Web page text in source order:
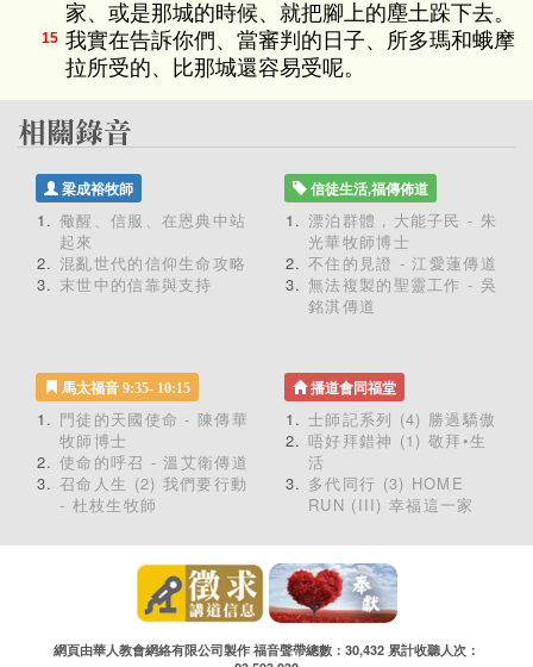
家、或是那城的時候、就把腳上的塵土跺下去。
15 我實在告訴你們、當審判的日子、所多瑪和蛾摩
拉所受的、比那城還容易受呢。
梁成裕牧師
儆醒、信服、在恩典中站
起來
混亂世代的信仰生命攻略
末世中的信靠與支持
信徒生活,福傳佈道
漂泊群體，大能子民 - 朱
光華牧師博士
不住的見證 - 江愛蓮傳道
無法複製的聖靈工作 - 吳
銘淇傳道
馬太福音 9:35- 10:15
門徒的天國使命 - 陳傳華
牧師博士
使命的呼召 - 溫艾衛傳道
召命人生 (2) 我們要行動
- 杜枝生牧師
播道會同福堂
士師記系列 (4) 勝過驕傲
唔好拜錯神 (1) 敬拜•生
活
多代同行 (3) HOME
RUN (III) 幸福這一家
網頁由華人教會網絡有限公司製作 福音聲帶總數：30,432 累計收聽人次：